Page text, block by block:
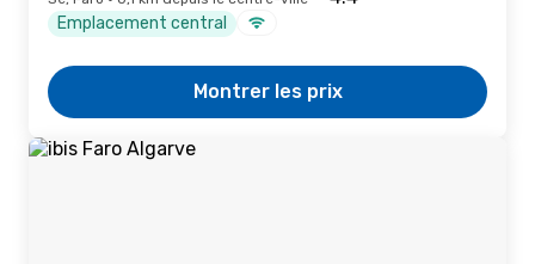
Emplacement central
Montrer les prix